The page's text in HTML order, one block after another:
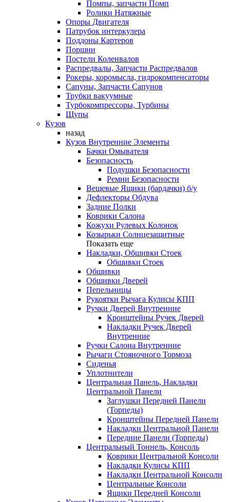
Помпы, запчасти Помп
Ролики Натяжные
Опоры Двигателя
Патрубок интеркулера
Поддоны Картеров
Поршни
Постели Коленвалов
Распредвалы, Запчасти Распредвалов
Рокеры, коромысла, гидрокомпенсаторы
Сапуны, Запчасти Сапунов
Трубки вакуумные
Турбокомпрессоры, Турбины
Щупы
Кузов
назад
Кузов Внутренние Элементы
Бачки Омывателя
Безопасность
Подушки Безопасности
Ремни Безопасности
Вещевые Ящики (бардачки) б/у
Дефлекторы Обдува
Задние Полки
Коврики Салона
Кожухи Рулевых Колонок
Козырьки Солнцезащитные
Показать еще
Накладки, Обшивки Стоек
Обшивки Стоек
Обшивки
Обшивки Дверей
Пепельницы
Рукоятки Рычага Кулисы КПП
Ручки Дверей Внутренние
Кронштейны Ручек Дверей
Накладки Ручек Дверей
Внутренние
Ручки Салона Внутренние
Рычаги Стояночного Тормоза
Сиденья
Уплотнители
Центральная Панель, Накладки
Центральной Панели
Заглушки Передней Панели
(Торпеды)
Кронштейны Передней Панели
Накладки Центральной Панели
Передние Панели (Торпеды)
Центральный Тоннель, Консоль
Коврики Центральной Консоли
Накладки Кулисы КПП
Накладки Центральной Консоли
Центральные Консоли
Ящики Передней Консоли